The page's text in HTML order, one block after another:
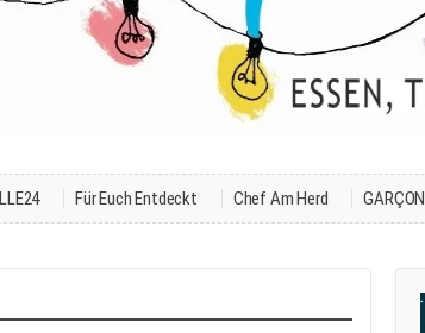
Für Euch Entdeckt Chef Am Herd GARÇON